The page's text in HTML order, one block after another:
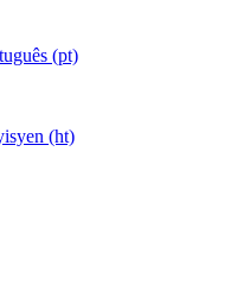
para português (pt)
an kreyòl ayisyen (ht)
गर्नुहोस् (ne)